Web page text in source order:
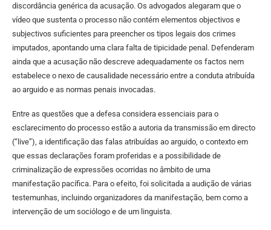
discordância genérica da acusação. Os advogados alegaram que o
vídeo que sustenta o processo não contém elementos objectivos e
subjectivos suficientes para preencher os tipos legais dos crimes
imputados, apontando uma clara falta de tipicidade penal. Defenderam
ainda que a acusação não descreve adequadamente os factos nem
estabelece o nexo de causalidade necessário entre a conduta atribuída
ao arguido e as normas penais invocadas.
Entre as questões que a defesa considera essenciais para o
esclarecimento do processo estão a autoria da transmissão em directo
(“live”), a identificação das falas atribuídas ao arguido, o contexto em
que essas declarações foram proferidas e a possibilidade de
criminalização de expressões ocorridas no âmbito de uma
manifestação pacífica. Para o efeito, foi solicitada a audição de várias
testemunhas, incluindo organizadores da manifestação, bem como a
intervenção de um sociólogo e de um linguista.